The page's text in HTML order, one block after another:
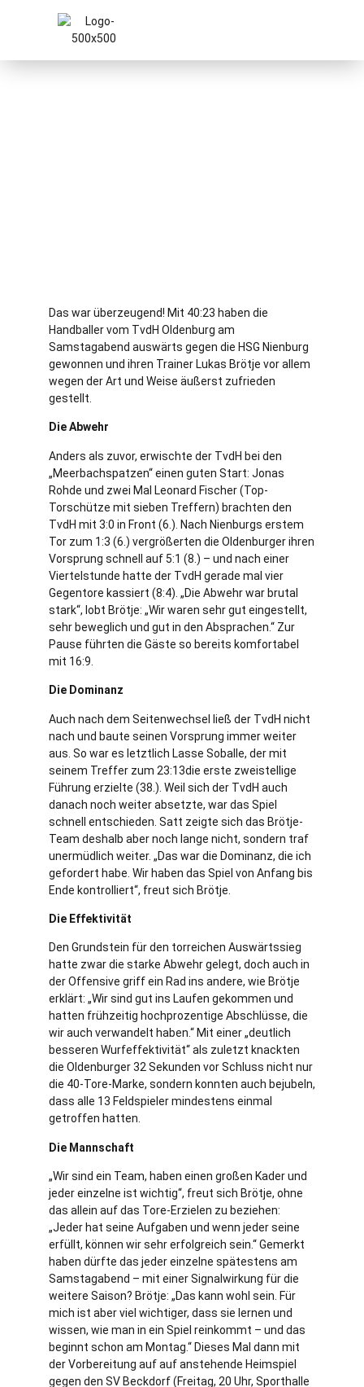
Das war überzeugend! Mit 40:23 haben die
Handballer vom TvdH Oldenburg am
Samstagabend auswärts gegen die HSG Nienburg
gewonnen und ihren Trainer Lukas Brötje vor allem
wegen der Art und Weise äußerst zufrieden
gestellt.
Die Abwehr
Anders als zuvor, erwischte der TvdH bei den
„Meerbachspatzen“ einen guten Start: Jonas
Rohde und zwei Mal Leonard Fischer (Top-
Torschütze mit sieben Treffern) brachten den
TvdH mit 3:0 in Front (6.). Nach Nienburgs erstem
Tor zum 1:3 (6.) vergrößerten die Oldenburger ihren
Vorsprung schnell auf 5:1 (8.) – und nach einer
Viertelstunde hatte der TvdH gerade mal vier
Gegentore kassiert (8:4). „Die Abwehr war brutal
stark“, lobt Brötje: „Wir waren sehr gut eingestellt,
sehr beweglich und gut in den Absprachen.“ Zur
Pause führten die Gäste so bereits komfortabel
mit 16:9.
Die Dominanz
Auch nach dem Seitenwechsel ließ der TvdH nicht
nach und baute seinen Vorsprung immer weiter
aus. So war es letztlich Lasse Soballe, der mit
seinem Treffer zum 23:13die erste zweistellige
Führung erzielte (38.). Weil sich der TvdH auch
danach noch weiter absetzte, war das Spiel
schnell entschieden. Satt zeigte sich das Brötje-
Team deshalb aber noch lange nicht, sondern traf
unermüdlich weiter. „Das war die Dominanz, die ich
gefordert habe. Wir haben das Spiel von Anfang bis
Ende kontrolliert“, freut sich Brötje.
Die Effektivität
Den Grundstein für den torreichen Auswärtssieg
hatte zwar die starke Abwehr gelegt, doch auch in
der Offensive griff ein Rad ins andere, wie Brötje
erklärt: „Wir sind gut ins Laufen gekommen und
hatten frühzeitig hochprozentige Abschlüsse, die
wir auch verwandelt haben.“ Mit einer „deutlich
besseren Wurfeffektivität“ als zuletzt knackten
die Oldenburger 32 Sekunden vor Schluss nicht nur
die 40-Tore-Marke, sondern konnten auch bejubeln,
dass alle 13 Feldspieler mindestens einmal
getroffen hatten.
Die Mannschaft
„Wir sind ein Team, haben einen großen Kader und
jeder einzelne ist wichtig“, freut sich Brötje, ohne
das allein auf das Tore-Erzielen zu beziehen:
„Jeder hat seine Aufgaben und wenn jeder seine
erfüllt, können wir sehr erfolgreich sein.“ Gemerkt
haben dürfte das jeder einzelne spätestens am
Samstagabend – mit einer Signalwirkung für die
weitere Saison? Brötje: „Das kann wohl sein. Für
mich ist aber viel wichtiger, dass sie lernen und
wissen, wie man in ein Spiel reinkommt – und das
beginnt schon am Montag.“ Dieses Mal dann mit
der Vorbereitung auf auf anstehende Heimspiel
gegen den SV Beckdorf (Freitag, 20 Uhr, Sporthalle